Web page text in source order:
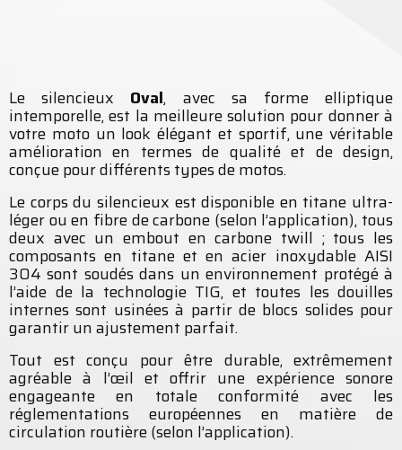
Le silencieux Oval, avec sa forme elliptique
intemporelle, est la meilleure solution pour donner à
votre moto un look élégant et sportif, une véritable
amélioration en termes de qualité et de design,
conçue pour différents types de motos.
Le corps du silencieux est disponible en titane ultra-
léger ou en fibre de carbone (selon l’application), tous
deux avec un embout en carbone twill ; tous les
composants en titane et en acier inoxydable AISI
304 sont soudés dans un environnement protégé à
l’aide de la technologie TIG, et toutes les douilles
internes sont usinées à partir de blocs solides pour
garantir un ajustement parfait.
Tout est conçu pour être durable, extrêmement
agréable à l’œil et offrir une expérience sonore
engageante en totale conformité avec les
réglementations européennes en matière de
circulation routière (selon l’application).